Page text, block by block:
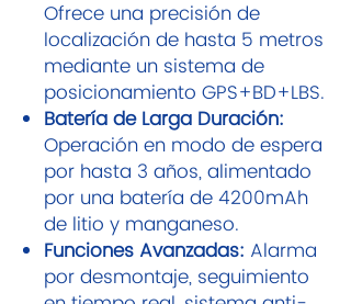
Ofrece una precisión de
localización de hasta 5 metros
mediante un sistema de
posicionamiento GPS+BD+LBS.
Batería de Larga Duración:
Operación en modo de espera
por hasta 3 años, alimentado
por una batería de 4200mAh
de litio y manganeso.
Funciones Avanzadas: Alarma
por desmontaje, seguimiento